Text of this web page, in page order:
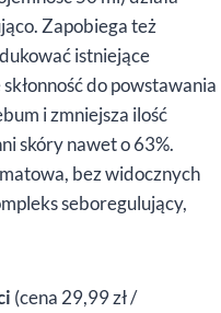
Zapobiega też
istniejące
do powstawania
i zmniejsza ilość
skóry nawet o 63%.
bez widocznych
seboregulujący,
(cena 29,99 zł /